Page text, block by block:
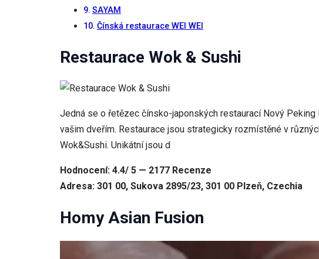
SAYAM
Čínská restaurace WEI WEI
Restaurace Wok & Sushi
Jedná se o řetězec čínsko-japonských restaurací Nový
vašim dveřím. Restaurace jsou strategicky rozmístěné v
Wok&Sushi. Unikátní jsou d
Hodnocení: 4.4/ 5 — 2177 Recenze
Adresa: 301 00, Sukova 2895/23, 301 00 Plzeň, Czechia
Homy Asian Fusion